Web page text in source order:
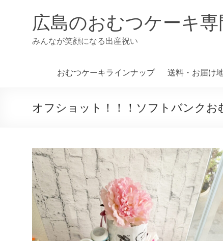
広島のおむつケーキ
みんなが笑顔になる出産祝い
おむつケーキラインナップ 送料・お届け
オフショット！！！ソフトバンクお